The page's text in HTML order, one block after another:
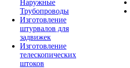
Наружные
Трубопроводы
Изготовление
штурвалов для
задвижек
Изготовление
телескопических
штоков